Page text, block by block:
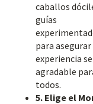
caballos
guías
para asegurar
experiencia
agradable
todos.
5. Elige el